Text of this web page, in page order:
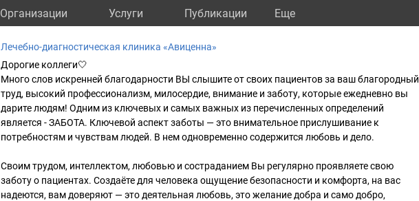
Организации Услуги Публикации Eще
Лечебно-диагностическая клиника «Авиценна»
Дорогие коллеги🤍
Много слов искренней благодарности ВЫ слышите от своих пациентов за ваш благородный
труд, высокий профессионализм, милосердие, внимание и заботу, которые ежедневно вы
дарите людям! Одним из ключевых и самых важных из перечисленных определений
является - ЗАБОТА. Ключевой аспект заботы — это внимательное прислушивание к
потребностям и чувствам людей. В нем одновременно содержится любовь и дело.
Своим трудом, интеллектом, любовью и состраданием Вы регулярно проявляете свою
заботу о пациентах. Создаёте для человека ощущение безопасности и комфорта, на вас
надеются, вам доверяют — это деятельная любовь, это желание добра и само добро,